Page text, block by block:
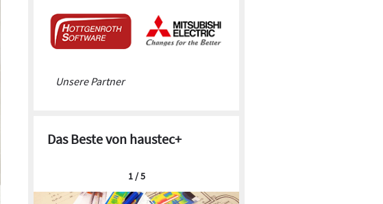
Unsere Partner
Das Beste von haustec+
1 / 5